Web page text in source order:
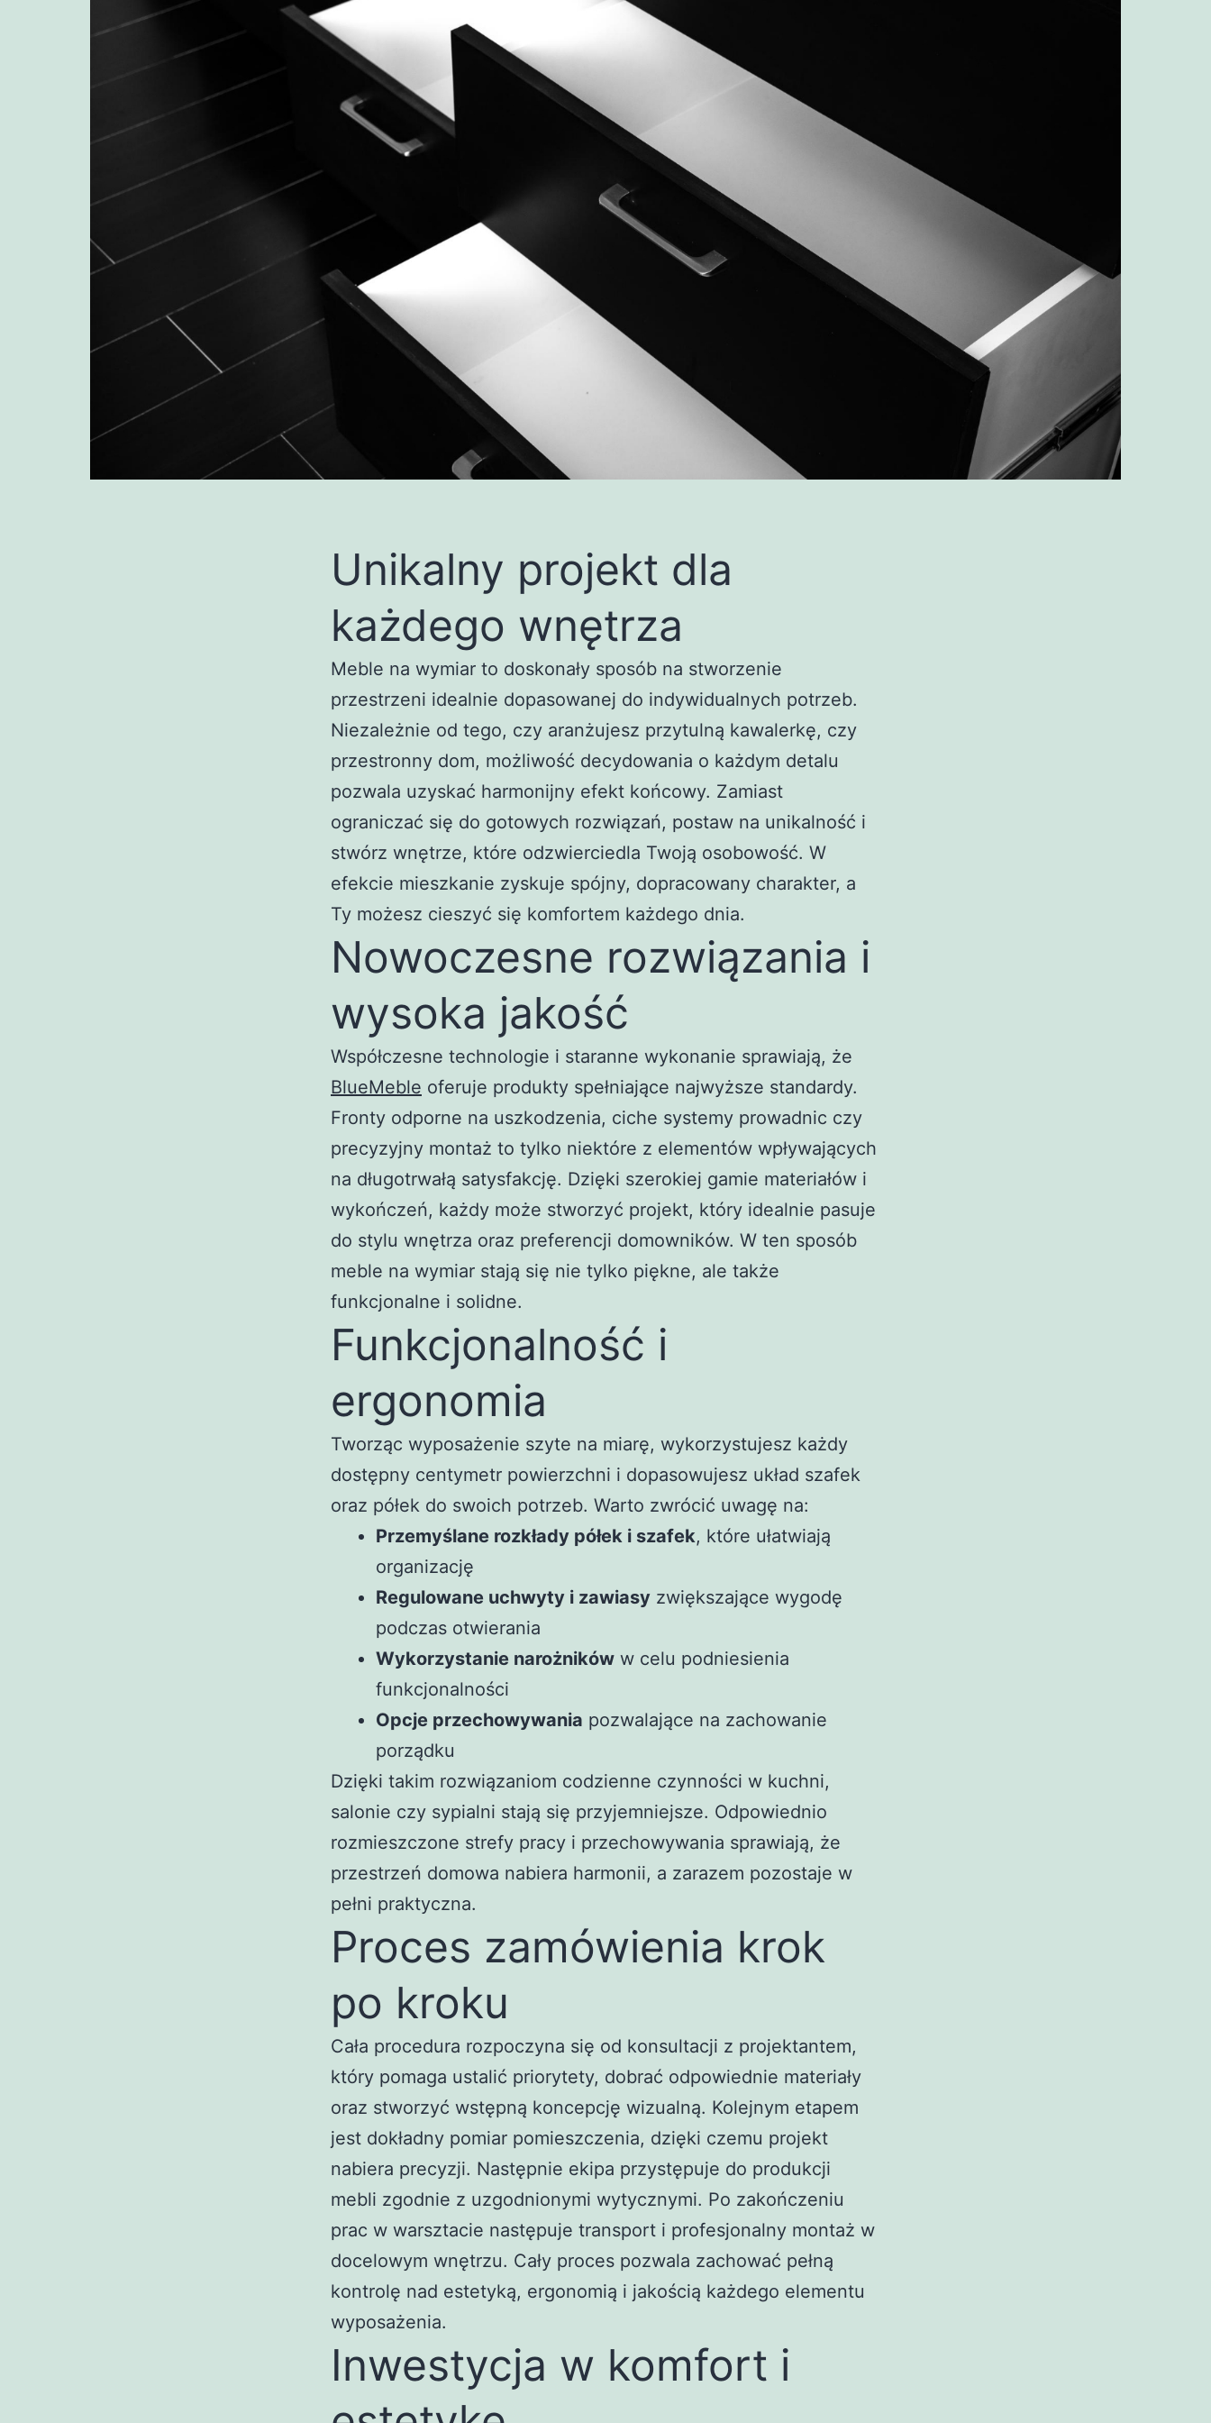
Unikalny projekt dla
każdego wnętrza
Meble na wymiar to doskonały sposób na stworzenie
przestrzeni idealnie dopasowanej do indywidualnych potrzeb.
Niezależnie od tego, czy aranżujesz przytulną kawalerkę, czy
przestronny dom, możliwość decydowania o każdym detalu
pozwala uzyskać harmonijny efekt końcowy. Zamiast
ograniczać się do gotowych rozwiązań, postaw na unikalność i
stwórz wnętrze, które odzwierciedla Twoją osobowość. W
efekcie mieszkanie zyskuje spójny, dopracowany charakter, a
Ty możesz cieszyć się komfortem każdego dnia.
Nowoczesne rozwiązania i
wysoka jakość
Współczesne technologie i staranne wykonanie sprawiają, że
BlueMeble oferuje produkty spełniające najwyższe standardy.
Fronty odporne na uszkodzenia, ciche systemy prowadnic czy
precyzyjny montaż to tylko niektóre z elementów wpływających
na długotrwałą satysfakcję. Dzięki szerokiej gamie materiałów i
wykończeń, każdy może stworzyć projekt, który idealnie pasuje
do stylu wnętrza oraz preferencji domowników. W ten sposób
meble na wymiar stają się nie tylko piękne, ale także
funkcjonalne i solidne.
Funkcjonalność i
ergonomia
Tworząc wyposażenie szyte na miarę, wykorzystujesz każdy
dostępny centymetr powierzchni i dopasowujesz układ szafek
oraz półek do swoich potrzeb. Warto zwrócić uwagę na:
Przemyślane rozkłady półek i szafek, które ułatwiają
organizację
Regulowane uchwyty i zawiasy zwiększające wygodę
podczas otwierania
Wykorzystanie narożników w celu podniesienia
funkcjonalności
Opcje przechowywania pozwalające na zachowanie
porządku
Dzięki takim rozwiązaniom codzienne czynności w kuchni,
salonie czy sypialni stają się przyjemniejsze. Odpowiednio
rozmieszczone strefy pracy i przechowywania sprawiają, że
przestrzeń domowa nabiera harmonii, a zarazem pozostaje w
pełni praktyczna.
Proces zamówienia krok
po kroku
Cała procedura rozpoczyna się od konsultacji z projektantem,
który pomaga ustalić priorytety, dobrać odpowiednie materiały
oraz stworzyć wstępną koncepcję wizualną. Kolejnym etapem
jest dokładny pomiar pomieszczenia, dzięki czemu projekt
nabiera precyzji. Następnie ekipa przystępuje do produkcji
mebli zgodnie z uzgodnionymi wytycznymi. Po zakończeniu
prac w warsztacie następuje transport i profesjonalny montaż w
docelowym wnętrzu. Cały proces pozwala zachować pełną
kontrolę nad estetyką, ergonomią i jakością każdego elementu
wyposażenia.
Inwestycja w komfort i